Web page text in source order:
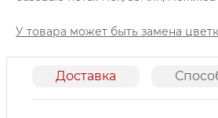
У товара может быть замена
Доставка